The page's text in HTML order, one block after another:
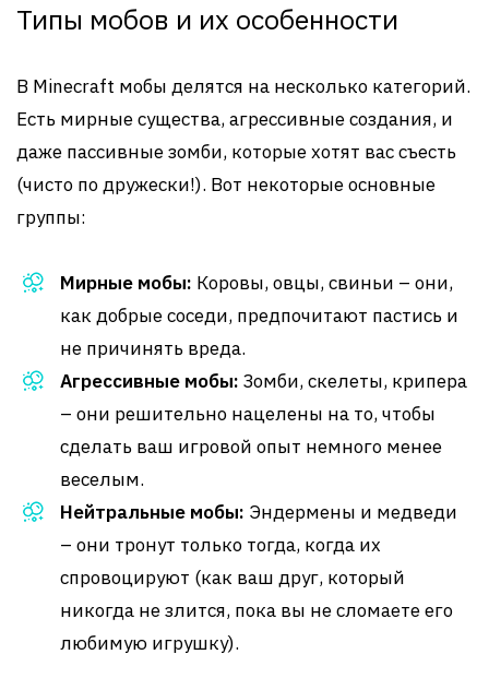
Типы мобов и их особенности
В Minecraft мобы делятся на несколько категорий.
Есть мирные существа, агрессивные создания, и
даже пассивные зомби, которые хотят вас съесть
(чисто по дружески!). Вот некоторые основные
группы:
Мирные мобы: Коровы, овцы, свиньи – они,
как добрые соседи, предпочитают пастись и
не причинять вреда.
Агрессивные мобы: Зомби, скелеты, крипера
– они решительно нацелены на то, чтобы
сделать ваш игровой опыт немного менее
веселым.
Нейтральные мобы: Эндермены и медведи
– они тронут только тогда, когда их
спровоцируют (как ваш друг, который
никогда не злится, пока вы не сломаете его
любимую игрушку).